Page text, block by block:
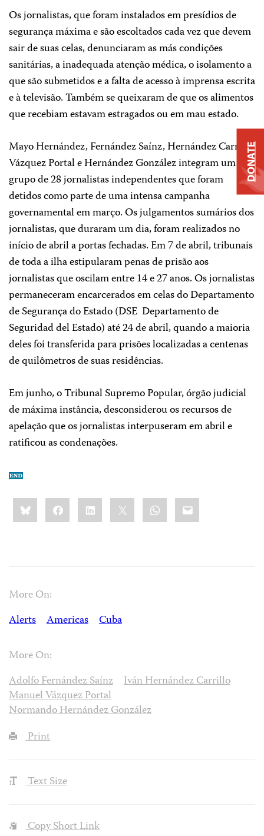
Os jornalistas, que foram instalados em presídios de
segurança máxima e são escoltados cada vez que devem
sair de suas celas, denunciaram as más condições
sanitárias, a inadequada atenção médica, o isolamento a
que são submetidos e a falta de acesso à imprensa escrita
e à televisão. Também se queixaram de que os alimentos
que recebiam estavam estragados ou em mau estado.
Mayo Hernández, Fernández Saínz, Hernández Carrillo,
Vázquez Portal e Hernández González integram um
grupo de 28 jornalistas independentes que foram
detidos como parte de uma intensa campanha
governamental em março. Os julgamentos sumários dos
jornalistas, que duraram um dia, foram realizados no
início de abril a portas fechadas. Em 7 de abril, tribunais
de toda a ilha estipularam penas de prisão aos
jornalistas que oscilam entre 14 e 27 anos. Os jornalistas
permaneceram encarcerados em celas do Departamento
de Segurança do Estado (DSE ­ Departamento de
Seguridad del Estado) até 24 de abril, quando a maioria
deles foi transferida para prisões localizadas a centenas
de quilômetros de suas residências.
Em junho, o Tribunal Supremo Popular, órgão judicial
de máxima instância, desconsiderou os recursos de
apelação que os jornalistas interpuseram em abril e
ratificou as condenações.
Share
this:BlueskyFacebookLinkedIn WhatsApp
Email
More On:
Alerts
Americas Cuba
More On:
Adolfo Fernández Saínz
Iván Hernández Carrillo
Manuel Vázquez Portal
Normando Hernández González
Print
Text Size
Copy Short Link
DONATE